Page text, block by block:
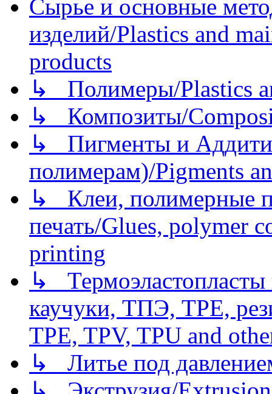
Сырье и основные
изделий/Plastics and
products
↳ Полимеры/Plastics
↳ Композиты/
↳ Пигменты и
полимерам)/Pigments
↳ Клеи, полимерные
печать/Glues, polymer
printing
↳
каучуки, ТПЭ, TPE,
TPE, TPV, TPU and
↳ Литье под